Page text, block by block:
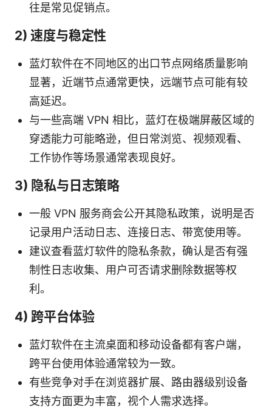
往是常见促销点。
2) 速度与稳定性
蓝灯软件在不同地区的出口节点网络质量影响
显著，近端节点通常更快，远端节点可能有较
高延迟。
与一些高端 VPN 相比，蓝灯在极端屏蔽区域的
穿透能力可能略逊，但日常浏览、视频观看、
工作协作等场景通常表现良好。
3) 隐私与日志策略
一般 VPN 服务商会公开其隐私政策，说明是否
记录用户活动日志、连接日志、带宽使用等。
建议查看蓝灯软件的隐私条款，确认是否有强
制性日志收集、用户可否请求删除数据等权
利。
4) 跨平台体验
蓝灯软件在主流桌面和移动设备都有客户端，
跨平台使用体验通常较为一致。
有些竞争对手在浏览器扩展、路由器级别设备
支持方面更为丰富，视个人需求选择。